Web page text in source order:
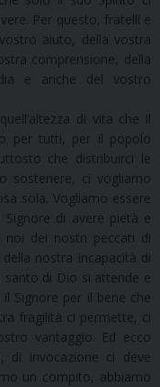
Per questo, fratelli e
aiuto, della vostra
comprensione, della
e anche del vostro
di vita che il
per tutti, per il popolo
che distribuirci le
sostenere, ci vogliamo
sola. Vogliamo essere
Signore di avere pietà e
noi dei nostri peccati di
nostra incapacità di
santo di Dio si attende e
Signore per il bene che
fragilità ci permette, ci
vantaggio. Ed ecco
di invocazione ci deve
un compito, abbiamo